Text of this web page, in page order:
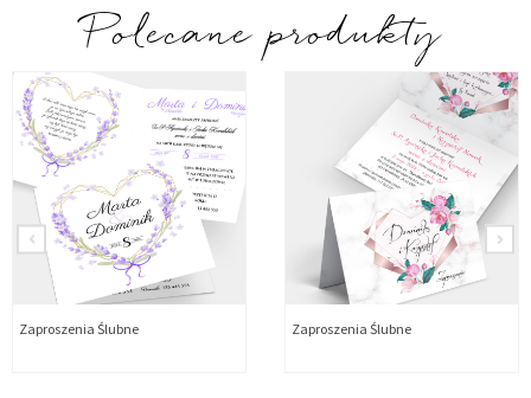
Polecane produkty
Zaproszenia Ślubne Zaproszenia Ślubne